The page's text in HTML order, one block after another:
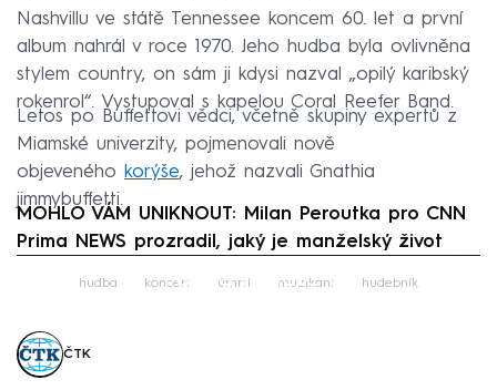
Nashvillu ve státě Tennessee koncem 60. let a první
album nahrál v roce 1970. Jeho hudba byla ovlivněna
stylem country, on sám ji kdysi nazval „opilý karibský
rokenrol“. Vystupoval s kapelou Coral Reefer Band.
Letos po Buffettovi vědci, včetně skupiny expertů z
Miamské univerzity, pojmenovali nově
objeveného korýše, jehož nazvali Gnathia
jimmybuffetti.
MOHLO VÁM UNIKNOUT: Milan Peroutka pro CNN
Prima NEWS prozradil, jaký je manželský život
Failed to fetch
hudba koncert úmrtí muzikant hudebník
ČTK